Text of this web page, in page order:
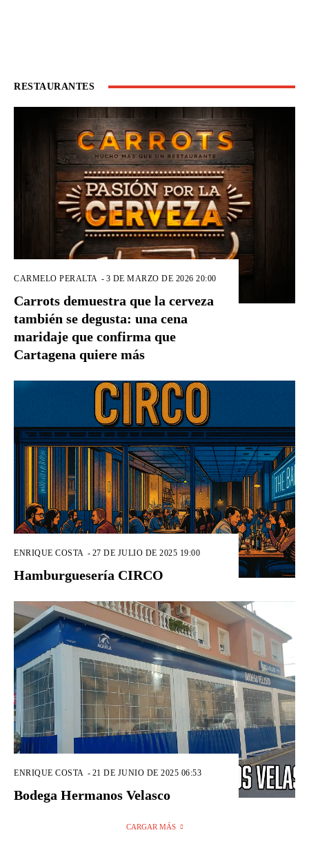
RESTAURANTES
CARMELO PERALTA - 3 DE MARZO DE 2026 20:00
Carrots demuestra que la cerveza
también se degusta: una cena
maridaje que confirma que
Cartagena quiere más
ENRIQUE COSTA - 27 DE JULIO DE 2025 19:00
Hamburguesería CIRCO
ENRIQUE COSTA - 21 DE JUNIO DE 2025 06:53
Bodega Hermanos Velasco
CARGAR MÁS